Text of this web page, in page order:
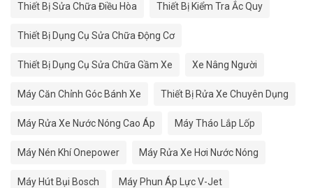
Thiết Bị Sửa Chữa Điều Hòa Thiết Bị Kiểm Tra Ắc Quy
Thiết Bị Dụng Cụ Sửa Chữa Động Cơ
Thiết Bị Dụng Cụ Sửa Chữa Gầm Xe Xe Nâng Người
Máy Căn Chỉnh Góc Bánh Xe Thiết Bị Rửa Xe Chuyên Dụng
Máy Rửa Xe Nước Nóng Cao Áp Máy Tháo Lắp Lốp
Máy Nén Khí Onepower Máy Rửa Xe Hơi Nước Nóng
Máy Hút Bụi Bosch Máy Phun Áp Lực V-Jet